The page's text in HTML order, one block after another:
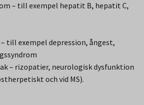
– till exempel hepatit B, hepatit C,
till exempel depression, ångest,
– rizopatier, neurologisk dysfunktion
och vid MS).